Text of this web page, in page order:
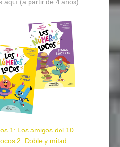
aquí (a partir de 4 años):
1: Los amigos del 10
2: Doble y mitad